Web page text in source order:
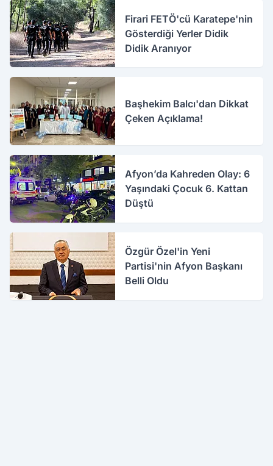
Firari FETÖ'cü Karatepe'nin
Gösterdiği Yerler Didik
Didik Aranıyor
Başhekim Balcı'dan Dikkat
Çeken Açıklama!
Afyon’da Kahreden Olay: 6
Yaşındaki Çocuk 6. Kattan
Düştü
Özgür Özel'in Yeni
Partisi'nin Afyon Başkanı
Belli Oldu